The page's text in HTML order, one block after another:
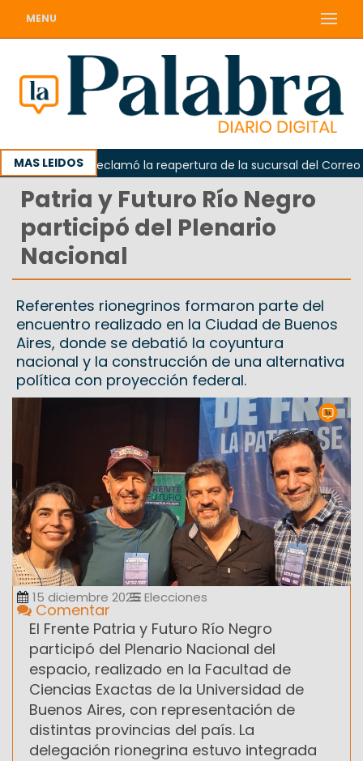
MENU
MAS LEIDOS
Odarda reclamó la reapertura de la sucursal del Correo
Patria y Futuro Río Negro
participó del Plenario
Nacional
Referentes rionegrinos formaron parte del
encuentro realizado en la Ciudad de Buenos
Aires, donde se debatió la coyuntura
nacional y la construcción de una alternativa
política con proyección federal.
15 diciembre 2025 Elecciones
Comentar
El Frente Patria y Futuro Río Negro
participó del Plenario Nacional del
espacio, realizado en la Facultad de
Ciencias Exactas de la Universidad de
Buenos Aires, con representación de
distintas provincias del país. La
delegación rionegrina estuvo integrada